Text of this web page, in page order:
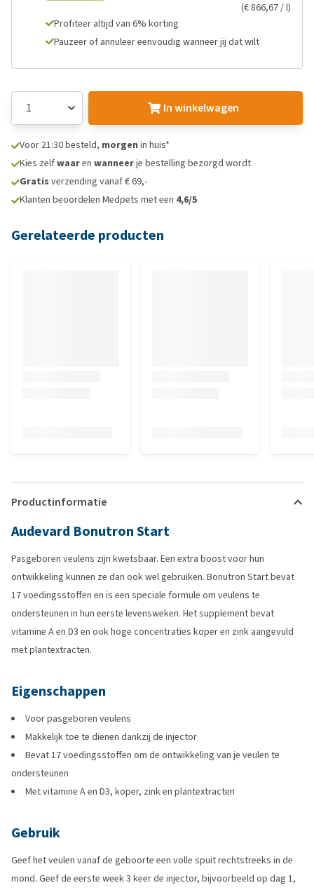
(€ 866,67 / l)
Profiteer altijd van 6% korting
Pauzeer of annuleer eenvoudig wanneer jij dat wilt
In winkelwagen
Voor 21:30 besteld, morgen in huis*
Kies zelfwaaren wanneerje bestelling bezorgd wordt
Gratis verzending vanaf € 69,-
Klanten beoordelen Medpets met een 4,6/5
Gerelateerde producten
Productinformatie
Audevard Bonutron Start
Pasgeboren veulens zijn kwetsbaar. Een extra boost voor hun
ontwikkeling kunnen ze dan ook wel gebruiken. Bonutron Start bevat
17 voedingsstoffen en is een speciale formule om veulens te
ondersteunen in hun eerste levensweken. Het supplement bevat
vitamine A en D3 en ook hoge concentraties koper en zink aangevuld
met plantextracten.
Eigenschappen
Voor pasgeboren veulens
Makkelijk toe te dienen dankzij de injector
Bevat 17 voedingsstoffen om de ontwikkeling van je veulen te
ondersteunen
Met vitamine A en D3, koper, zink en plantextracten
Gebruik
Geef het veulen vanaf de geboorte een volle spuit rechtstreeks in de
mond. Geef de eerste week 3 keer de injector, bijvoorbeeld op dag 1,